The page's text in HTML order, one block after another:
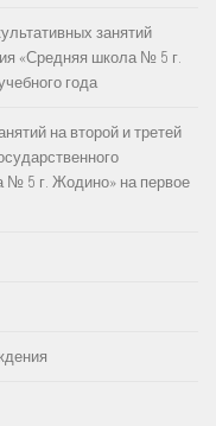
занятий
«Средняя школа № 5 г.
года
на второй и третей
№ 5 г. Жодино» на первое